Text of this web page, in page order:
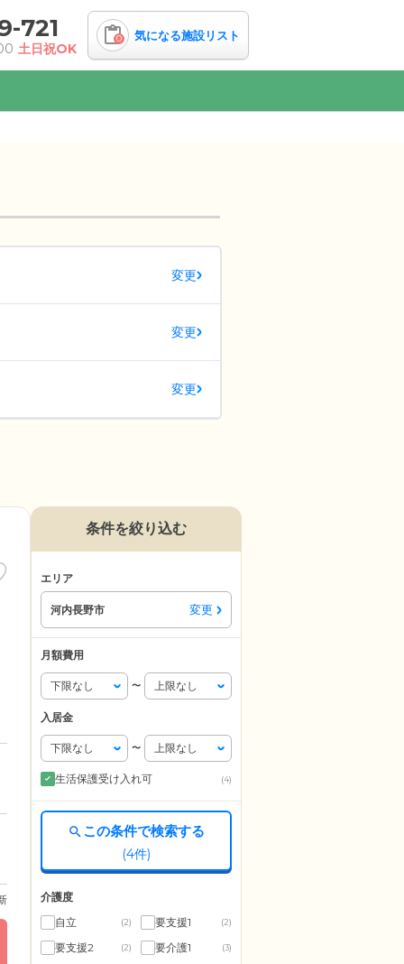
721
土日祝OK
0 気になる施設リスト
変更
変更
変更
条件を絞り込む
エリア
河内長野市 変更
月額費用
〜
入居金
〜
生活保護受け入れ可 (4)
この条件で検索する
(4件)
介護度
自立
(2) 要支援1 (2)
要支援2 (2) 要介護1 (3)